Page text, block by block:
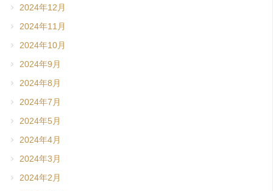
2024年12月
2024年11月
2024年10月
2024年9月
2024年8月
2024年7月
2024年5月
2024年4月
2024年3月
2024年2月